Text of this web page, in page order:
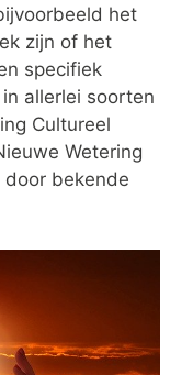
het
zijn of het
specifiek
allerlei soorten
Cultureel
Wetering
bekende